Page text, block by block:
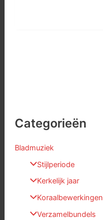
Categorieën
Bladmuziek
Stijlperiode
Kerkelijk jaar
Koraalbewerkingen
Verzamelbundels